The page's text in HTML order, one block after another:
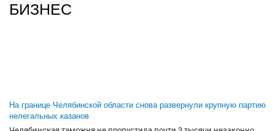
БИЗНЕС
На границе Челябинской области снова развернули крупную партию
нелегальных казанов